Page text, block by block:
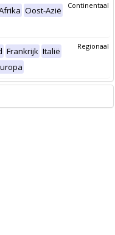
Continentaal
Oost-Azië
Regionaal
Frankrijk Italië